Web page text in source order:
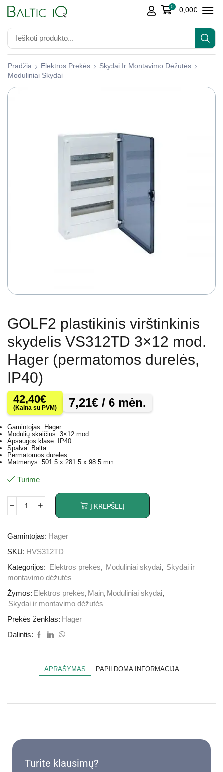
0 0,00€
Pradžia Elektros Prekės
Skydai Ir Montavimo Dėžutės
Moduliniai Skydai
GOLF2 plastikinis virštinkinis
skydelis VS312TD 3×12 mod.
Hager (permatomos durelės,
IP40)
42,40€
(Kaina su PVM) 7,21€ / 6 mėn.
Gamintojas: Hager
Modulių skaičius: 3×12 mod.
Apsaugos klasė: IP40
Spalva: Balta
Permatomos durelės
Matmenys: 501.5 x 281.5 x 98.5 mm
Turime
Į KREPŠELĮ
Gamintojas: Hager
SKU: HVS312TD
Kategorijos:
Elektros prekės, Moduliniai skydai, Skydai ir
montavimo dėžutės
Žymos: Elektros prekės, Main, Moduliniai skydai,
Skydai ir montavimo dėžutės
Prekės ženklas: Hager
Dalintis:
APRAŠYMAS PAPILDOMA INFORMACIJA
Turite klausimų?